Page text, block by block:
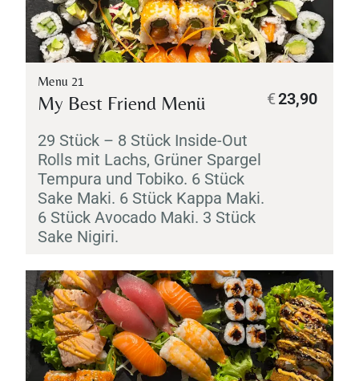
Menu 21
My Best Friend Menü
29 Stück – 8 Stück Inside-Out
Rolls mit Lachs, Grüner Spargel
Tempura und Tobiko. 6 Stück
Sake Maki. 6 Stück Kappa Maki.
6 Stück Avocado Maki. 3 Stück
Sake Nigiri.
23,90
€